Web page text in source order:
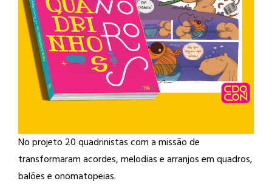
No projeto 20 quadrinistas com a missão de
transformaram acordes, melodias e arranjos em quadros,
balões e onomatopeias.